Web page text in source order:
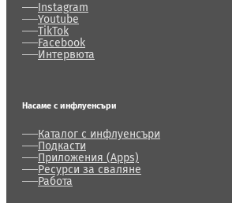
Instagram
Youtube
TikTok
Facebook
Интервюта
Насаме с инфлуенсъри
Каталог с инфлуенсъри
Подкасти
Приложения (Apps)
Ресурси за сваляне
Работа